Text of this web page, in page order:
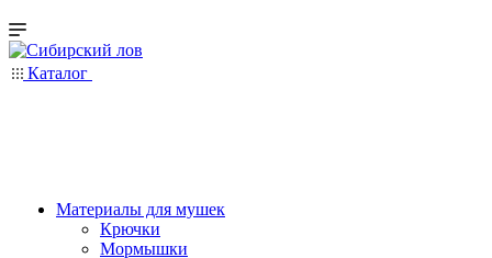
Каталог
Материалы для мушек
Крючки
Мормышки